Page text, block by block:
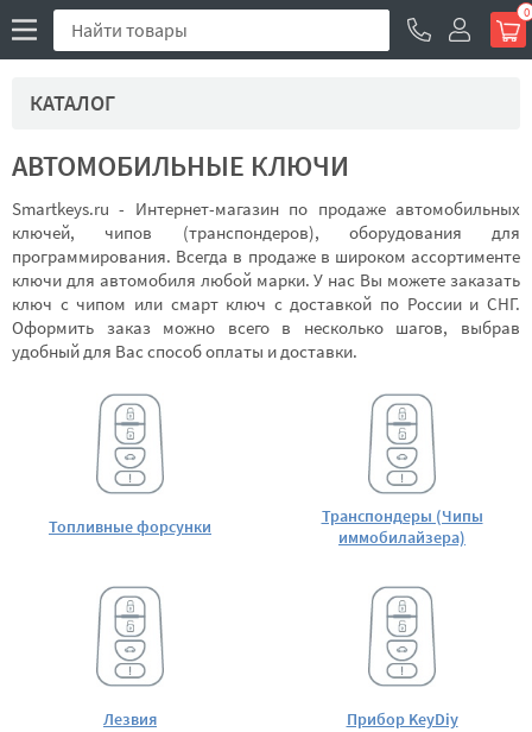
0
КАТАЛОГ
АВТОМОБИЛЬНЫЕ КЛЮЧИ
Smartkeys.ru - Интернет-магазин по продаже автомобильных
ключей, чипов (транспондеров), оборудования для
программирования. Всегда в продаже в широком ассортименте
ключи для автомобиля любой марки. У нас Вы можете заказать
ключ с чипом или смарт ключ с доставкой по России и СНГ.
Оформить заказ можно всего в несколько шагов, выбрав
удобный для Вас способ оплаты и доставки.
Топливные форсунки
Транспондеры (Чипы
иммобилайзера)
Лезвия Прибор KeyDiy